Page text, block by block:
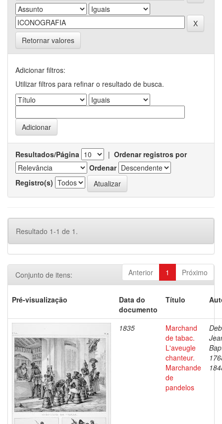
Retornar valores
Adicionar filtros:
Utilizar filtros para refinar o resultado de busca.
Resultados/Página | Ordenar registros por
Ordenar
Registro(s)
Resultado 1-1 de 1.
Anterior 1 Próximo
Conjunto de itens:
Pré-visualização
Data do
documento
Título
1835
Marchand
de tabac.
L'aveugle
chanteur.
Marchande
de
pandelos